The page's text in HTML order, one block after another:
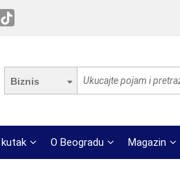
Biznis
O Beogradu Magazin